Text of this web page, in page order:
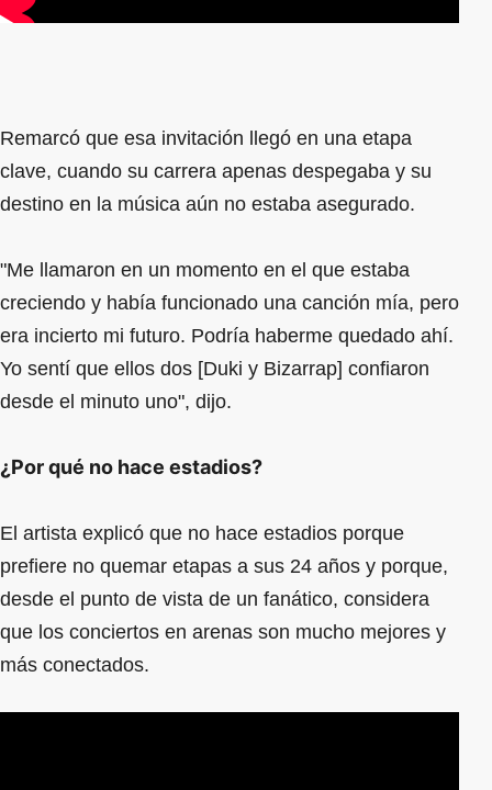
Remarcó que esa invitación llegó en una etapa
clave, cuando su carrera apenas despegaba y su
destino en la música aún no estaba asegurado.
"Me llamaron en un momento en el que estaba
creciendo y había funcionado una canción mía, pero
era incierto mi futuro. Podría haberme quedado ahí.
Yo sentí que ellos dos [Duki y Bizarrap] confiaron
desde el minuto uno", dijo.
¿Por qué no hace estadios?
El artista explicó que no hace estadios porque
prefiere no quemar etapas a sus 24 años y porque,
desde el punto de vista de un fanático, considera
que los conciertos en arenas son mucho mejores y
más conectados.